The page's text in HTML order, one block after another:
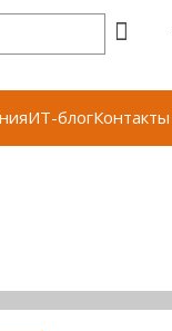
ИТ-блогКонтакты